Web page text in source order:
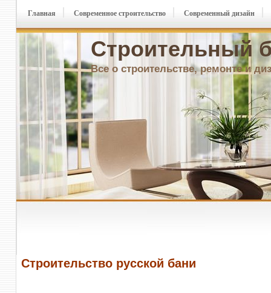
Строительный
Все о строительстве, ремонте и
Главная Современное строительство Современный дизайн
Строительство русской бани